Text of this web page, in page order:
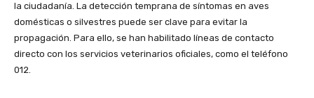
la ciudadanía. La detección temprana de síntomas en aves
domésticas o silvestres puede ser clave para evitar la
propagación. Para ello, se han habilitado líneas de contacto
directo con los servicios veterinarios oficiales, como el teléfono
012.